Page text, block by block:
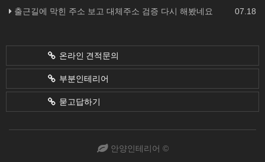
07.18
출근길에 막힌 주소 보고 대체주소 검증 다시 해봤네요
온라인 견적문의
부분인테리어
묻고답하기
안양인테리어 ©